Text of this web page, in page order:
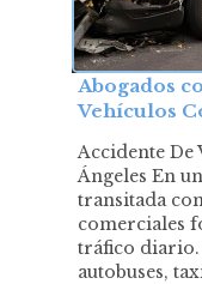
Abogados
Vehículos
Accidente De
Ángeles En
transitada
comerciales
tráfico diario.
autobuses,